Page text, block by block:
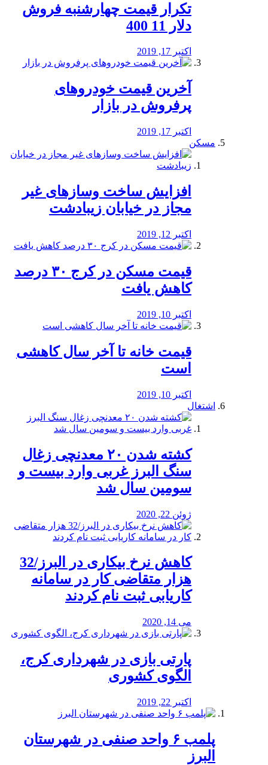
تکرار قیمت چهارشنبه فروش
دلار 11 400
اکتبر 17, 2019
آخرین قیمت خودرو‌های
پرفروش در بازار
اکتبر 17, 2019
مسکن
افزایش ساخت وسازهای غیر
مجاز در خیابان زیبادشت
اکتبر 12, 2019
️قیمت مسکن در کرج ۳۰ درصد
کاهش یافت
اکتبر 10, 2019
قیمت خانه تا آخر سال کاهشی
است
اکتبر 10, 2019
اشتغال
کشته شدن ۲۰ معدنچی زغال
سنگ البرز غربی وارد بیست و
سومین سال شد
ژوئن 22, 2020
کاهش نرخ بیکاری در البرز/32
هزار متقاضی کار در سامانه
کاریابی ثبت نام کردند
می 14, 2020
پارتی بازی در شهرداری کرج،
الگوی کشوری
اکتبر 22, 2019
پلمب ۶ واحد صنفی در شهرستان
البرز